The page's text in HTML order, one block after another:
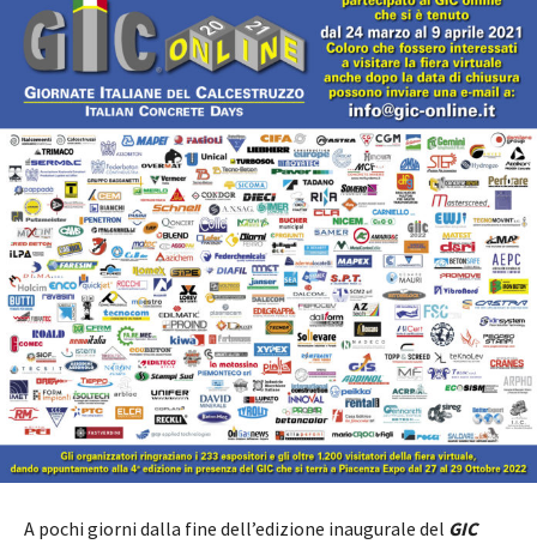
A pochi giorni dalla fine dell’edizione inaugurale del GIC